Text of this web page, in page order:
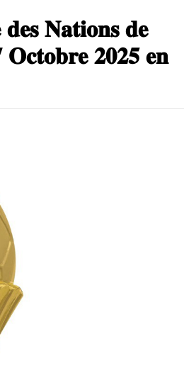
𝐍𝐚𝐭𝐢𝐨𝐧𝐬 𝐝𝐞
𝟐𝟎𝟐𝟓 𝐞𝐧